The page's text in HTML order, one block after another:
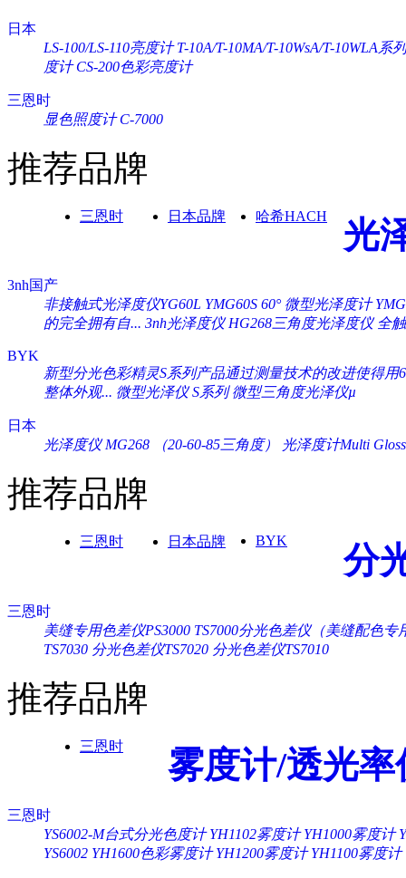
日本
LS-100/LS-110亮度计 T-10A/T-10MA/T-10WsA/T-10WLA系
度计 CS-200色彩亮度计
三恩时
显色照度计 C-7000
推荐品牌
三恩时 日本品牌 哈希HACH 光
3nh国产
非接触式光泽度仪YG60L YMG60S 60° 微型光泽度计
的完全拥有自... 3nh光泽度仪 HG268三角度光泽度仪 全
BYK
新型分光色彩精灵S系列产品通过测量技术的改进使得用
整体外观... 微型光泽仪 S系列 微型三角度光泽仪µ
日本
光泽度仪 MG268 （20-60-85三角度）
光泽度计Multi
推荐品牌
三恩时 日本品牌 BYK 分
三恩时
美缝专用色差仪PS3000 TS7000分光色差仪（美缝配色专
TS7030 分光色差仪TS7020 分光色差仪TS7010
推荐品牌
三恩时 雾度计/透光率
三恩时
YS6002-M台式分光色度计 YH1102雾度计 YH1000雾度计
YS6002 YH1600色彩雾度计 YH1200雾度计 YH1100雾度计